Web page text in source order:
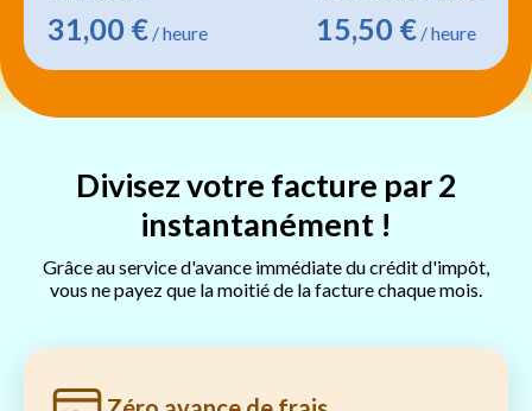
31,00 € / heure 15,50 € / heure
Divisez votre facture par 2
instantanément !
Grâce au service d'avance immédiate du crédit d'impôt,
vous ne payez que la moitié de la facture chaque mois.